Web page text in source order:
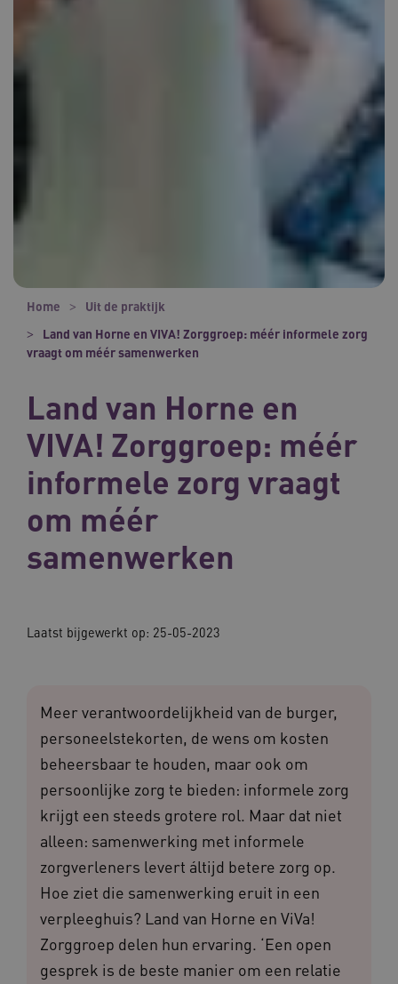
Home
Uit de praktijk
Land van Horne en VIVA! Zorggroep: méér informele zorg
vraagt om méér samenwerken
Land van Horne en
VIVA! Zorggroep: méér
informele zorg vraagt
om méér
samenwerken
Laatst bijgewerkt op: 25-05-2023
Meer verantwoordelijkheid van de burger,
personeelstekorten, de wens om kosten
beheersbaar te houden, maar ook om
persoonlijke zorg te bieden: informele zorg
krijgt een steeds grotere rol. Maar dat niet
alleen: samenwerking met informele
zorgverleners levert áltijd betere zorg op.
Hoe ziet die samenwerking eruit in een
verpleeghuis? Land van Horne en ViVa!
Zorggroep delen hun ervaring. ‘Een open
gesprek is de beste manier om een relatie